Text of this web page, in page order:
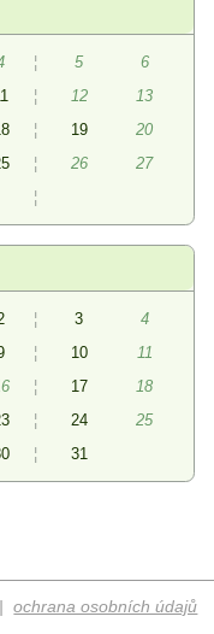
¦ 5
6
¦ 12
13
¦ 19
20
¦ 26
27
¦
¦ 3
4
¦ 10
11
¦ 17
18
¦ 24
25
¦ 31
ochrana osobních údajů